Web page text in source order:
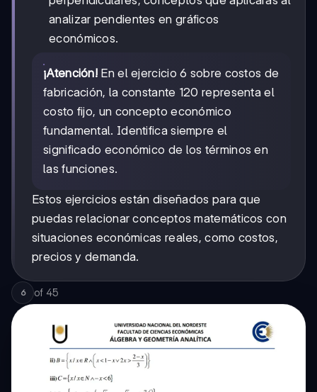
analizar pendientes en gráficos
económicos.
¡Atención! En el ejercicio 6 sobre costos de
fabricación, la constante 120 representa el
costo fijo, un concepto económico
fundamental. Identifica siempre el
significado económico de los términos en
las funciones.
Estos ejercicios están diseñados para que
puedas relacionar conceptos matemáticos con
situaciones económicas reales, como costos,
precios y demanda.
6 of 45